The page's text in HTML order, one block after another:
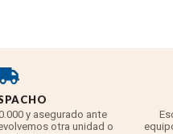
y asegurado ante
otra unidad o